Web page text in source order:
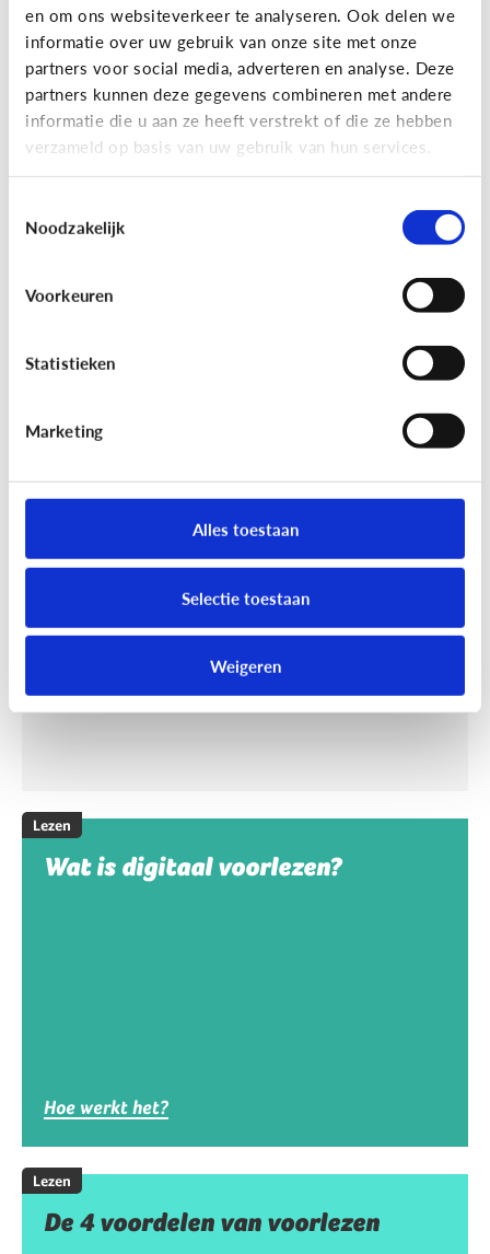
en om ons websiteverkeer te analyseren. Ook delen we
informatie over uw gebruik van onze site met onze
partners voor social media, adverteren en analyse. Deze
partners kunnen deze gegevens combineren met andere
informatie die u aan ze heeft verstrekt of die ze hebben
verzameld op basis van uw gebruik van hun services.
Noodzakelijk
Voorkeuren
Statistieken
Marketing
Alles toestaan
Selectie toestaan
Weigeren
Lees de 3 tips
Lezen
Mijn kind kan lezen, heeft het zin
dat ik nog voorlees?
Lezen
Wat is digitaal voorlezen?
Hoe werkt het?
Lezen
De 4 voordelen van voorlezen